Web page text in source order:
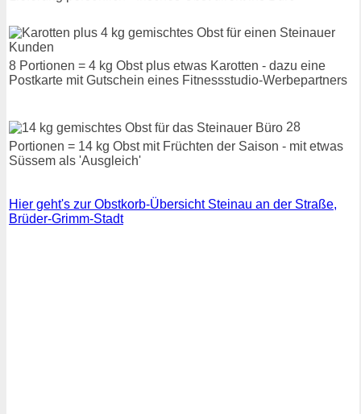
8 Portionen = 4 kg Obst plus etwas Karotten - dazu eine
Postkarte mit Gutschein eines Fitnessstudio-Werbepartners
28
Portionen = 14 kg Obst mit Früchten der Saison - mit etwas
Süssem als 'Ausgleich'
Hier geht's zur Obstkorb-Übersicht Steinau an der Straße,
Brüder-Grimm-Stadt